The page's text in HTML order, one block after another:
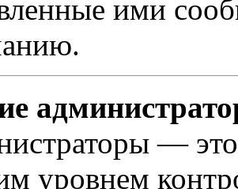
ими
— это
уровнем